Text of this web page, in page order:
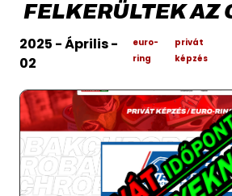
FELKERÜLTEK AZ
2025 - Április -
02
euro-
ring
privát
képzés